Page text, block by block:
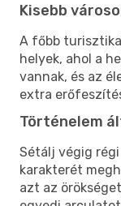
Kisebb
A főbb
helyek, ahol a
vannak, és az
extra
Történelem
Sétálj végig
karakterét
azt az